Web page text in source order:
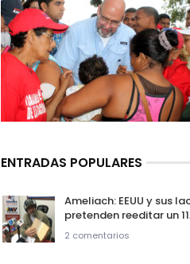
ENTRADAS POPULARES
Ameliach: EEUU y sus
pretenden reeditar un
2 comentarios